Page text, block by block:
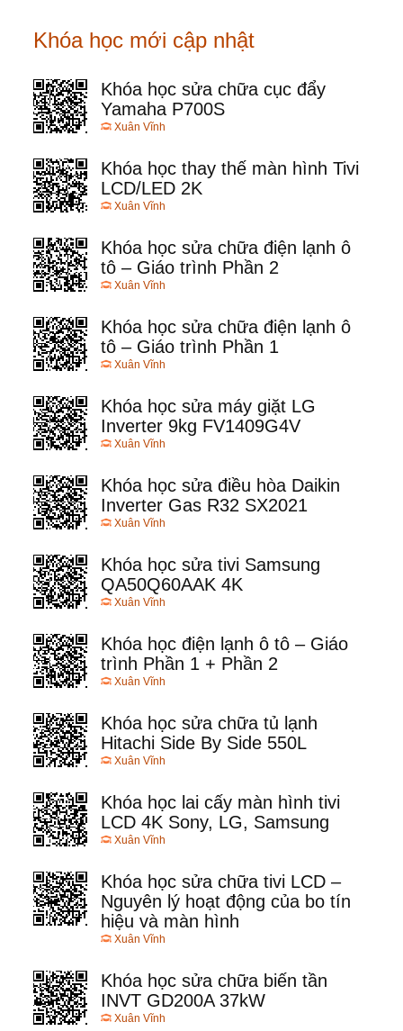
Khóa học mới cập nhật
Khóa học sửa chữa cục đẩy
Yamaha P700S
Xuân Vĩnh
Khóa học thay thế màn hình Tivi
LCD/LED 2K
Xuân Vĩnh
Khóa học sửa chữa điện lạnh ô
tô – Giáo trình Phần 2
Xuân Vĩnh
Khóa học sửa chữa điện lạnh ô
tô – Giáo trình Phần 1
Xuân Vĩnh
Khóa học sửa máy giặt LG
Inverter 9kg FV1409G4V
Xuân Vĩnh
Khóa học sửa điều hòa Daikin
Inverter Gas R32 SX2021
Xuân Vĩnh
Khóa học sửa tivi Samsung
QA50Q60AAK 4K
Xuân Vĩnh
Khóa học điện lạnh ô tô – Giáo
trình Phần 1 + Phần 2
Xuân Vĩnh
Khóa học sửa chữa tủ lạnh
Hitachi Side By Side 550L
Xuân Vĩnh
Khóa học lai cấy màn hình tivi
LCD 4K Sony, LG, Samsung
Xuân Vĩnh
Khóa học sửa chữa tivi LCD –
Nguyên lý hoạt động của bo tín
hiệu và màn hình
Xuân Vĩnh
Khóa học sửa chữa biến tần
INVT GD200A 37kW
Xuân Vĩnh